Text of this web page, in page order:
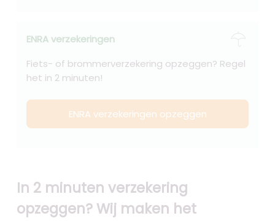
ENRA verzekeringen
Fiets- of brommerverzekering opzeggen? Regel
het in 2 minuten!
ENRA verzekeringen opzeggen
In 2 minuten verzekering
opzeggen? Wij maken het